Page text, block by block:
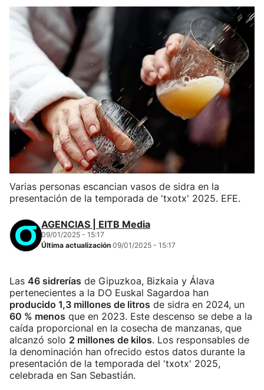
Varias personas escancian vasos de sidra en la
presentación de la temporada de 'txotx' 2025. EFE.
AGENCIAS | EITB Media
09/01/2025 - 15:17
Última actualización 09/01/2025 - 15:17
Las 46 sidrerías de Gipuzkoa, Bizkaia y Álava
pertenecientes a la DO Euskal Sagardoa han
producido 1,3 millones de litros de sidra en 2024, un
60 % menos que en 2023. Este descenso se debe a la
caída proporcional en la cosecha de manzanas, que
alcanzó solo 2 millones de kilos. Los responsables de
la denominación han ofrecido estos datos durante la
presentación de la temporada del 'txotx' 2025,
celebrada en San Sebastián.